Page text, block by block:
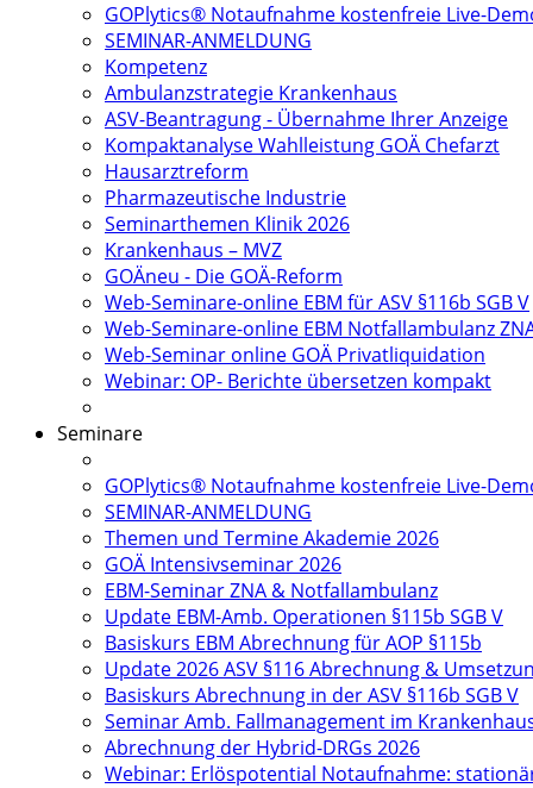
GOPlytics® Notaufnahme kostenfreie Live-
SEMINAR-ANMELDUNG
Kompetenz
Ambulanzstrategie Krankenhaus
ASV-Beantragung - Übernahme Ihrer Anzeige
Kompaktanalyse Wahlleistung GOÄ Chefarzt
Hausarztreform
Pharmazeutische Industrie
Seminarthemen Klinik 2026
Krankenhaus – MVZ
GOÄneu - Die GOÄ-Reform
Web-Seminare-online EBM für ASV §116b SGB V
Web-Seminare-online EBM Notfallambulanz
Web-Seminar online GOÄ Privatliquidation
Webinar: OP- Berichte übersetzen kompakt
Seminare
GOPlytics® Notaufnahme kostenfreie Live-
SEMINAR-ANMELDUNG
Themen und Termine Akademie 2026
GOÄ Intensivseminar 2026
EBM-Seminar ZNA & Notfallambulanz
Update EBM-Amb. Operationen §115b SGB V
Basiskurs EBM Abrechnung für AOP §115b
Update 2026 ASV §116 Abrechnung &
Basiskurs Abrechnung in der ASV §116b SGB V
Seminar Amb. Fallmanagement im
Abrechnung der Hybrid-DRGs 2026
Webinar: Erlöspotential Notaufnahme: